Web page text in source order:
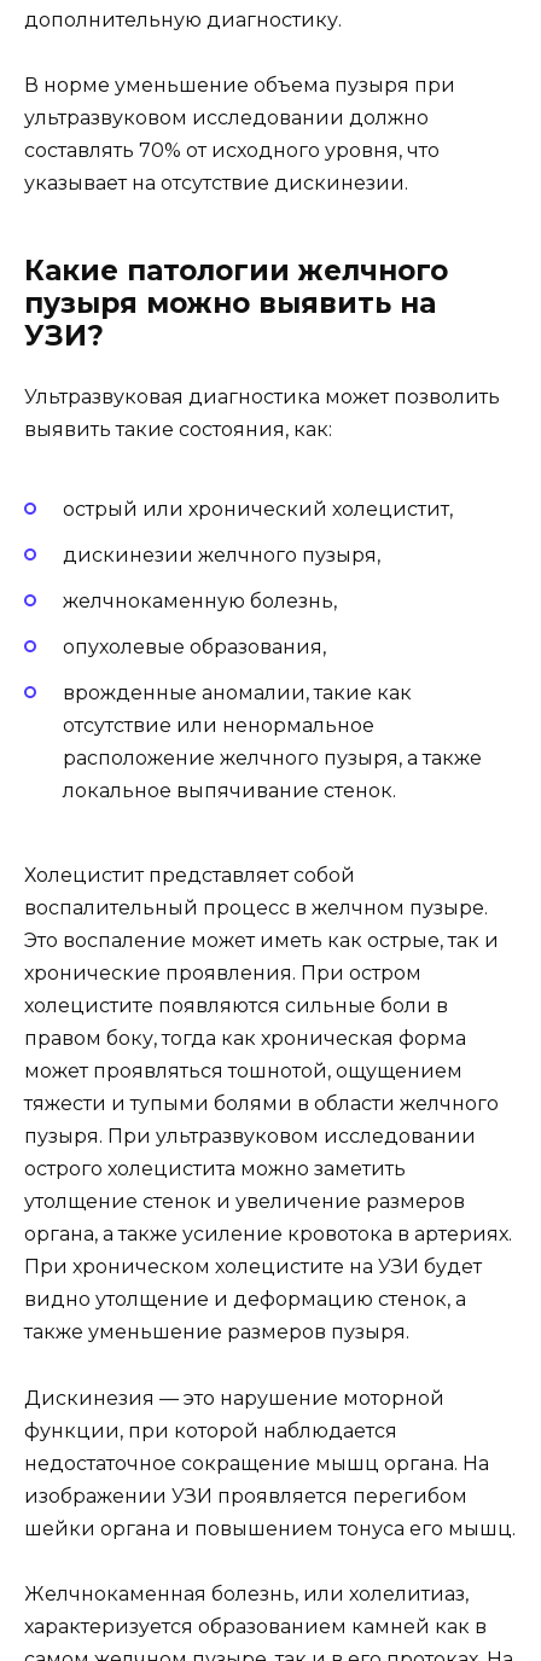
дополнительную диагностику.
В норме уменьшение объема пузыря при
ультразвуковом исследовании должно
составлять 70% от исходного уровня, что
указывает на отсутствие дискинезии.
Какие патологии желчного
пузыря можно выявить на
УЗИ?
Ультразвуковая диагностика может позволить
выявить такие состояния, как:
острый или хронический холецистит,
дискинезии желчного пузыря,
желчнокаменную болезнь,
опухолевые образования,
врожденные аномалии, такие как
отсутствие или ненормальное
расположение желчного пузыря, а также
локальное выпячивание стенок.
Холецистит представляет собой
воспалительный процесс в желчном пузыре.
Это воспаление может иметь как острые, так и
хронические проявления. При остром
холецистите появляются сильные боли в
правом боку, тогда как хроническая форма
может проявляться тошнотой, ощущением
тяжести и тупыми болями в области желчного
пузыря. При ультразвуковом исследовании
острого холецистита можно заметить
утолщение стенок и увеличение размеров
органа, а также усиление кровотока в артериях.
При хроническом холецистите на УЗИ будет
видно утолщение и деформацию стенок, а
также уменьшение размеров пузыря.
Дискинезия — это нарушение моторной
функции, при которой наблюдается
недостаточное сокращение мышц органа. На
изображении УЗИ проявляется перегибом
шейки органа и повышением тонуса его мышц.
Желчнокаменная болезнь, или холелитиаз,
характеризуется образованием камней как в